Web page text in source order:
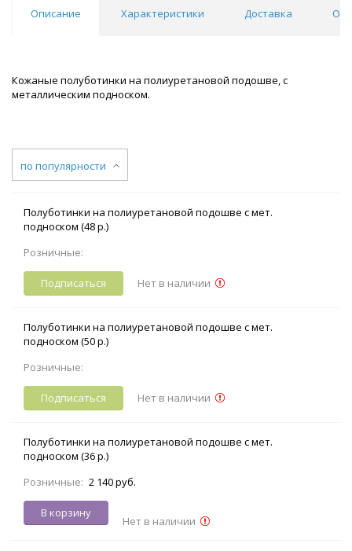
Описание Характеристики Доставка
Кожаные полуботинки на полиуретановой подошве, с
металлическим подноском.
по популярности
Полуботинки на полиуретановой подошве с мет.
подноском (48 р.)
Розничные:
Подписаться Нет в наличии
Полуботинки на полиуретановой подошве с мет.
подноском (50 р.)
Розничные:
Подписаться Нет в наличии
Полуботинки на полиуретановой подошве с мет.
подноском (36 р.)
Розничные: 2 140 руб.
В корзину
Нет в наличии